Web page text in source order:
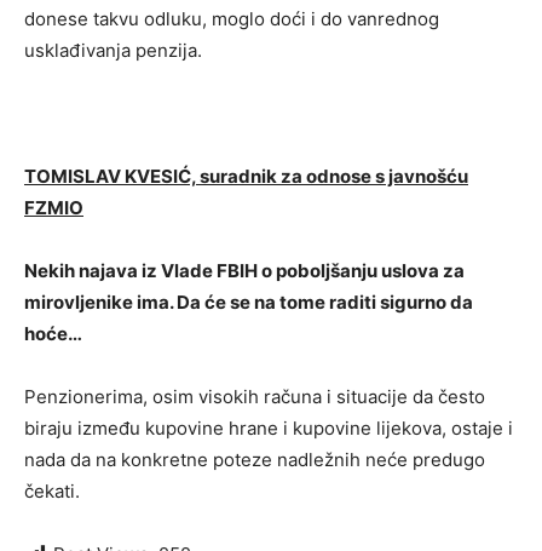
donese takvu odluku, moglo doći i do vanrednog
usklađivanja penzija.
TOMISLAV KVESIĆ, suradnik za odnose s javnošću
FZMIO
Nekih najava iz Vlade FBIH o poboljšanju uslova za
mirovljenike ima. Da će se na tome raditi sigurno da
hoće…
Penzionerima, osim visokih računa i situacije da često
biraju između kupovine hrane i kupovine lijekova, ostaje i
nada da na konkretne poteze nadležnih neće predugo
čekati.